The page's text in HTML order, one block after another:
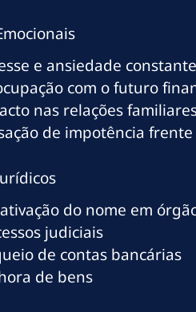
e ansiedade
com o futuro
nas relações
de impotência
do nome em
judiciais
de contas bancárias
de bens